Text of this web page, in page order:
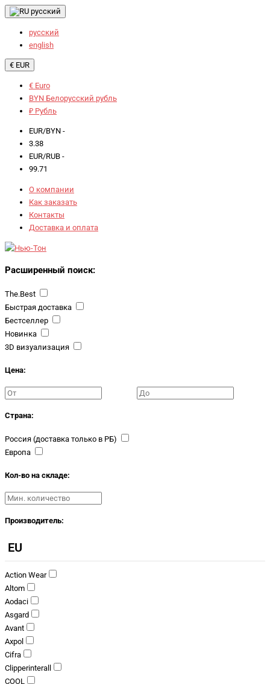
русский
русский
english
€ EUR
€ Euro
BYN Белорусский рубль
₽ Рубль
EUR/BYN -
3.38
EUR/RUB -
99.71
О компании
Как заказать
Контакты
Доставка и оплата
Расширенный поиск:
The.Best
Быстрая доставка
Бестселлер
Новинка
3D визуализация
Цена:
Страна:
Россия (доставка только в РБ)
Европа
Кол-во на складе:
Производитель:
EU
Action Wear
Altom
Aodaci
Asgard
Avant
Axpol
Cifra
Clipperinterall
COOL